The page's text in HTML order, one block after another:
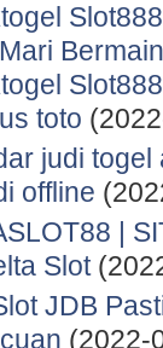
Slot888
toto
judi togel
offline
|
Slot
JDB
(2022-